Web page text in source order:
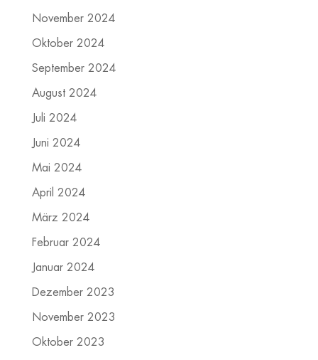
November 2024
Oktober 2024
September 2024
August 2024
Juli 2024
Juni 2024
Mai 2024
April 2024
März 2024
Februar 2024
Januar 2024
Dezember 2023
November 2023
Oktober 2023